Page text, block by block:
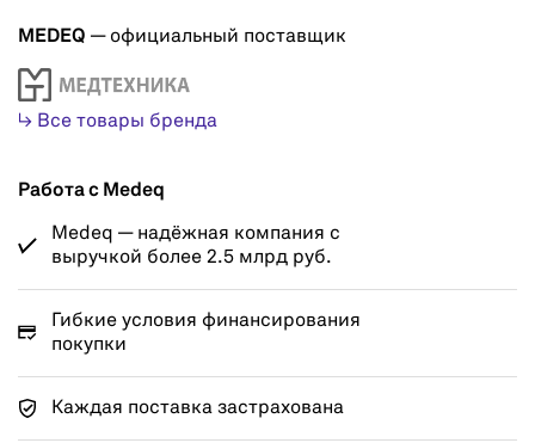
MEDEQ — официальный поставщик
↳ Все товары бренда
Работа с Medeq
Medeq — надёжная компания с
выручкой более 2.5 млрд руб.
Гибкие условия финансирования
покупки
Каждая поставка застрахована